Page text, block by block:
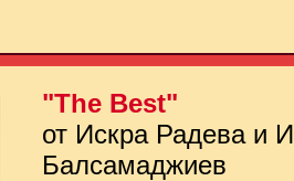
"The Best"
от Искра Радева и
Балсамаджиев